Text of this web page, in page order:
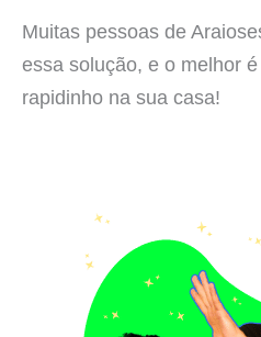
Muitas pessoas de
essa solução, e o melhor
rapidinho na sua casa!